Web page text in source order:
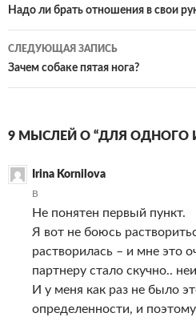
по
записям
Надо ли брать отношения в свои
СЛЕДУЮЩАЯ ЗАПИСЬ
Зачем собаке пятая нога?
9 МЫСЛЕЙ О “ДЛЯ ОДНОГО
Irina Kornilova
В
Не понятен первый пункт.
Я вот не боюсь
растворилась – и мне это
партнеру стало скучно..
И у меня как раз не было
определенности, и